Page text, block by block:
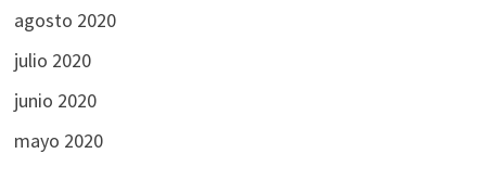
agosto 2020
julio 2020
junio 2020
mayo 2020